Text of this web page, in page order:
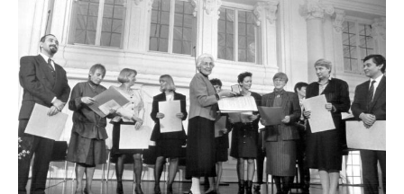
Jahresthema
Preisverleihung
Mitschnitte